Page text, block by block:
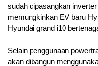
sudah dipasangkan
memungkinkan EV baru
Hyundai grand i10
Selain penggunaan
akan dibangun